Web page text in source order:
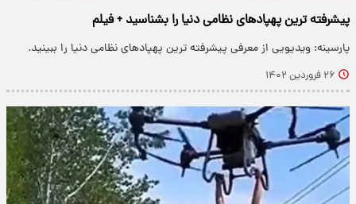
پیشرفته ترین پهپادهای نظامی دنیا را بشناسید + فیلم
پارسینه: ویدیویی از معرفی پیشرفته ترین پهپادهای نظامی دنیا را ببینید.
۲۶ فروردین ۱۴۰۲